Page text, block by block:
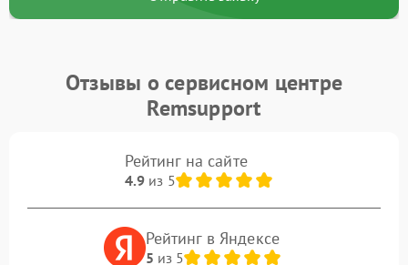
Отзывы о сервисном центре
Remsupport
Рейтинг на сайте
4.9из 5
Рейтинг в Яндексе
5 из 5